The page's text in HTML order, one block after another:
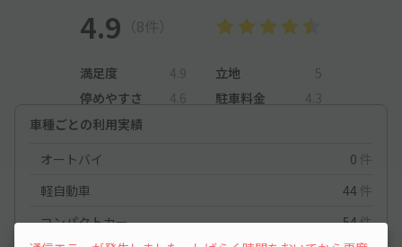
4.9 （8件）
満足度 4.9 立地
5
停めやすさ
4.6 駐車料金
4.3
車種ごとの利用実績
オートバイ
0 件
軽自動車
44 件
コンパクトカー
54件